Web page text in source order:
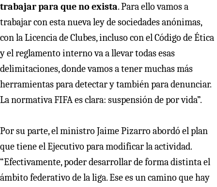
trabajar para que no exista. Para ello vamos a
trabajar con esta nueva ley de sociedades anónimas,
con la Licencia de Clubes, incluso con el Código de Ética
y el reglamento interno va a llevar todas esas
delimitaciones, donde vamos a tener muchas más
herramientas para detectar y también para denunciar.
La normativa FIFA es clara: suspensión de por vida”.
Por su parte, el ministro Jaime Pizarro abordó el plan
que tiene el Ejecutivo para modificar la actividad.
“Efectivamente, poder desarrollar de forma distinta el
ámbito federativo de la liga. Ese es un camino que hay